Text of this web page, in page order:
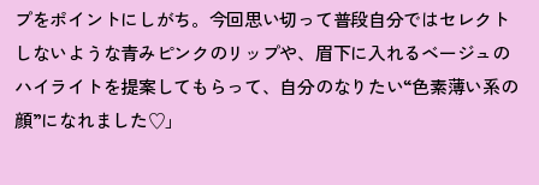
プをポイントにしがち。今回思い切って普段自分ではセレクト
しないような青みピンクのリップや、眉下に入れるベージュの
ハイライトを提案してもらって、自分のなりたい“色素薄い系の
顔”になれました♡」